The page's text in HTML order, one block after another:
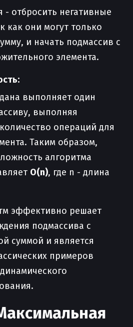
- отбросить негативные
как они могут только
и начать подмассив с
элемента.
выполняет один
выполняя
операций для
Таким образом,
алгоритма
O(n), где n - длина
эффективно решает
подмассива с
суммой и является
примеров